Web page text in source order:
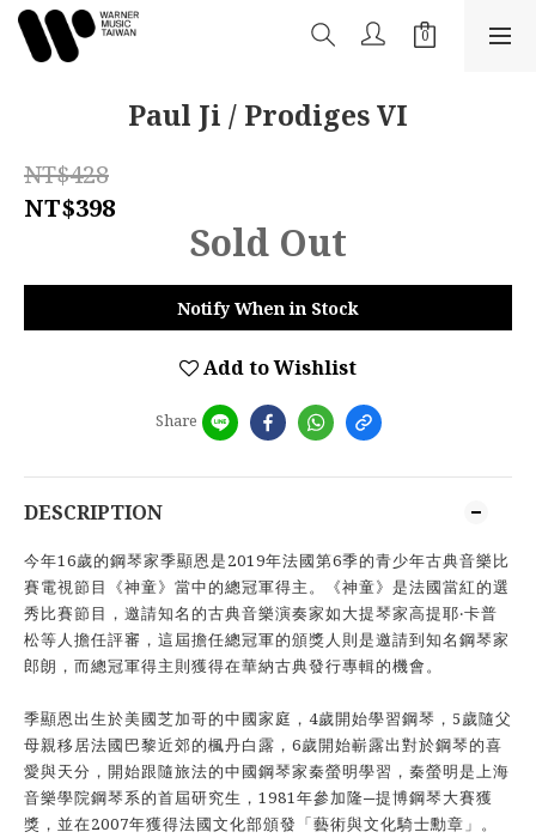
Paul Ji / Prodiges VI
NT$428
NT$398
Sold Out
Notify When in Stock
Add to Wishlist
Share
DESCRIPTION
今年16歲的鋼琴家季顯恩是2019年法國第6季的青少年古典音樂比
賽電視節目《神童》當中的總冠軍得主。《神童》是法國當紅的選
秀比賽節目，邀請知名的古典音樂演奏家如大提琴家高提耶‧卡普
松等人擔任評審，這屆擔任總冠軍的頒獎人則是邀請到知名鋼琴家
郎朗，而總冠軍得主則獲得在華納古典發行專輯的機會。
季顯恩出生於美國芝加哥的中國家庭，4歲開始學習鋼琴，5歲隨父
母親移居法國巴黎近郊的楓丹白露，6歲開始嶄露出對於鋼琴的喜
愛與天分，開始跟隨旅法的中國鋼琴家秦螢明學習，秦螢明是上海
音樂學院鋼琴系的首屆研究生，1981年參加隆─提博鋼琴大賽獲
獎，並在2007年獲得法國文化部頒發「藝術與文化騎士勳章」。